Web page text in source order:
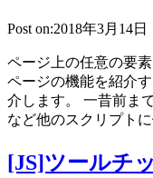
Post on:2018年3月14日
ページ上の任意の要
ページの機能を紹介
介します。 一昔前ま
など他のスクリプト
[JS]ツールチ